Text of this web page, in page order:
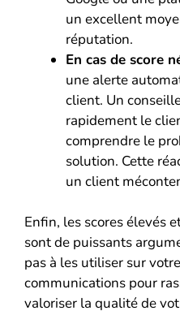
un excellent
réputation.
En cas de score
une alerte
client. Un
rapidement le
comprendre le
solution. Cette
un client
Enfin, les scores élevés
sont de puissants
pas à les utiliser sur
communications pour
valoriser la qualité de